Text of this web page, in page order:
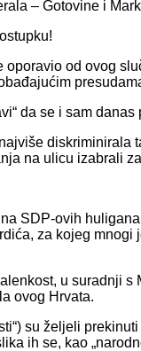
– Gotovine i
od ovog
da se i sam
diskriminirala
na ulicu izabrali
SDP-ovih
za kojeg
u suradnji
ovog Hrvata.
su željeli
ih se, kao